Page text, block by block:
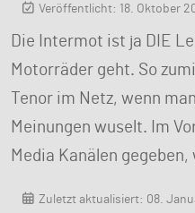
Veröffentlicht: 18. Oktober
Die Intermot ist ja DIE
Motorräder geht. So
Tenor im Netz, wenn
Meinungen wuselt. Im
Media Kanälen
Zuletzt aktualisiert: 08.